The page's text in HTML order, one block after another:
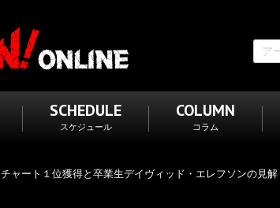
SCHEDULE
スケジュール
COLUMN
コラム
ャート１位獲得と卒業生デイヴィッド・エレフソンの見解